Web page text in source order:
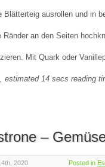
Blätterteig ausrollen und in
Ränder an den Seiten
Mit Quark oder
estimated 14 secs reading
–
2020 Posted in